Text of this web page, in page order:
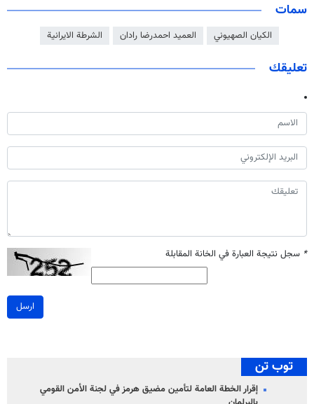
سمات
الكيان الصهيوني العميد احمدرضا رادان الشرطة الايرانية
تعليقك
* سجل نتيجة العبارة في الخانة المقابلة
ارسل
توب تن
إقرار الخطة العامة لتأمين مضيق هرمز في لجنة الأمن القومي